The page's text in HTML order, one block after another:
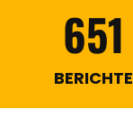
651
BERICHTE